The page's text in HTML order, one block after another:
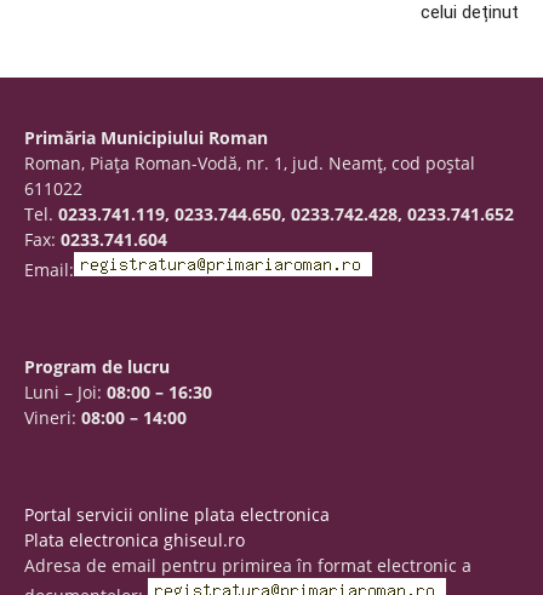
celui deținut
Primăria Municipiului Roman
Roman, Piaţa Roman-Vodă, nr. 1, jud. Neamţ, cod poştal
611022
Tel. 0233.741.119, 0233.744.650, 0233.742.428, 0233.741.652
Fax: 0233.741.604
Email:
Program de lucru
Luni – Joi: 08:00 – 16:30
Vineri: 08:00 – 14:00
Portal servicii online plata electronica
Plata electronica ghiseul.ro
Adresa de email pentru primirea în format electronic a